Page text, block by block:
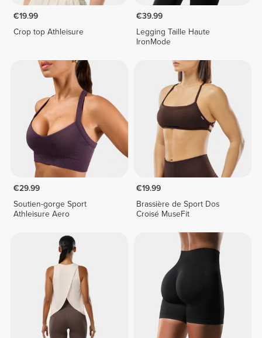
€19.99
Crop top Athleisure
€39.99
Legging Taille Haute
IronMode
€29.99
Soutien-gorge Sport
Athleisure Aero
€19.99
Brassière de Sport Dos
Croisé MuseFit